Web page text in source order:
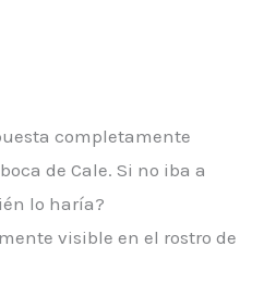
completamente
de Cale. Si no iba a
lo haría?
visible en el rostro de